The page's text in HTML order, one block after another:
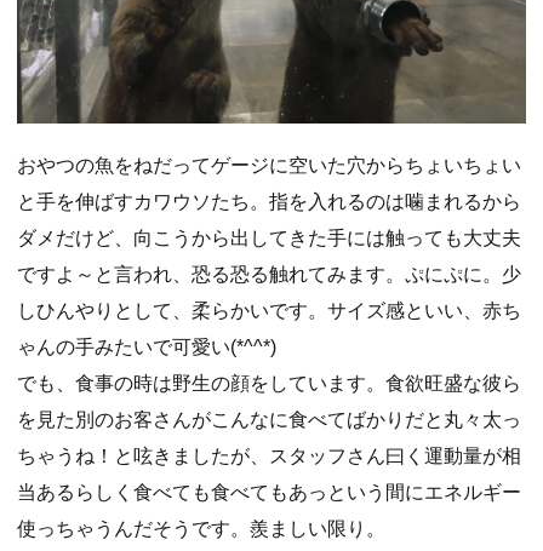
おやつの魚をねだってゲージに空いた穴からちょいちょい
と手を伸ばすカワウソたち。指を入れるのは噛まれるから
ダメだけど、向こうから出してきた手には触っても大丈夫
ですよ～と言われ、恐る恐る触れてみます。ぷにぷに。少
しひんやりとして、柔らかいです。サイズ感といい、赤ち
ゃんの手みたいで可愛い(*^^*)
でも、食事の時は野生の顔をしています。食欲旺盛な彼ら
を見た別のお客さんがこんなに食べてばかりだと丸々太っ
ちゃうね！と呟きましたが、スタッフさん曰く運動量が相
当あるらしく食べても食べてもあっという間にエネルギー
使っちゃうんだそうです。羨ましい限り。